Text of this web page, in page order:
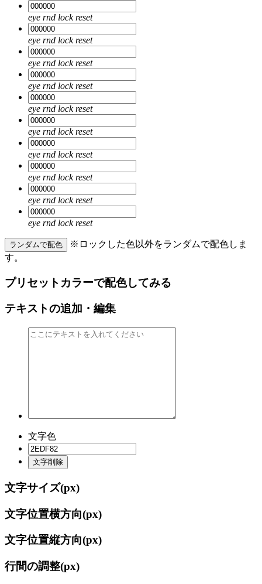
eye rnd lock reset
eye rnd lock reset
eye rnd lock reset
eye rnd lock reset
eye rnd lock reset
eye rnd lock reset
eye rnd lock reset
eye rnd lock reset
eye rnd lock reset
eye rnd lock reset
ランダムで配色
※ロックした色以外をランダムで配色しま
す。
プリセットカラーで配色してみる
テキストの追加・編集
文字色
文字削除
文字サイズ(px)
文字位置横方向(px)
文字位置縦方向(px)
行間の調整(px)